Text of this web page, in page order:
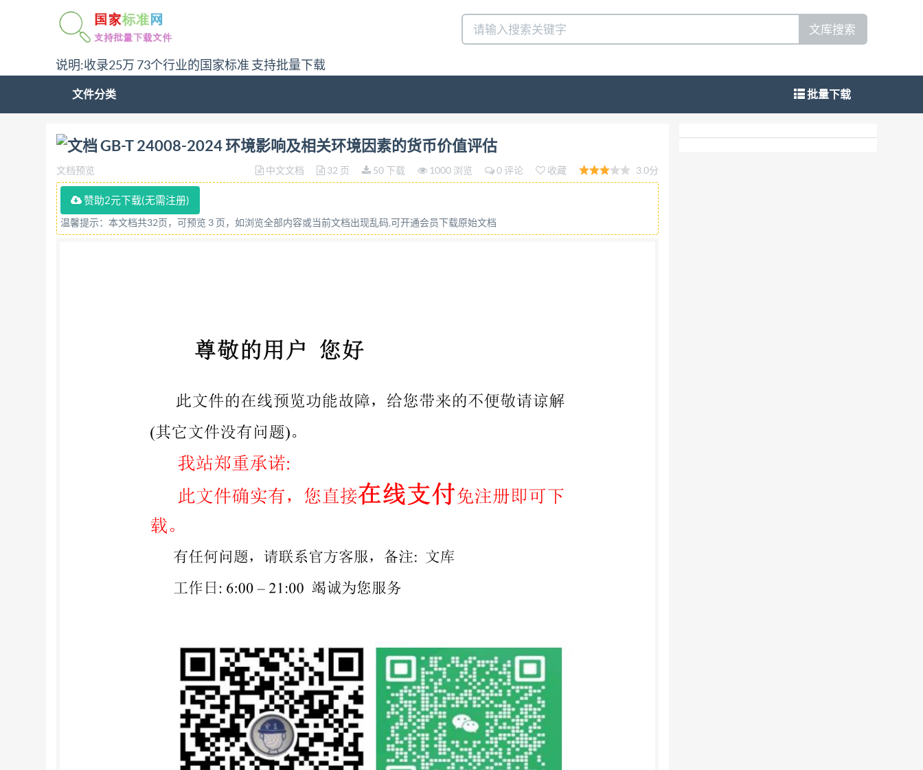
说明:收录25万 73个行业的国家标准 支持批量下载
文库搜索
文件分类 批量下载
问:哪里下载GB-T 24008-2024 环境影响及相关环境因素的货币价值评估答:请联系微信:siduwenku
GB-T 24008-2024 环境影响及相关环境因素的货币价值评估
文档预览 中文文档 32 页 50 下载 1000 浏览 0 评论 收藏 3.0分
赞助2元下载(无需注册)
温馨提示：本文档共32页，可预览 3 页，如浏览全部内容或当前文档出现乱码,可开通会员下载原始文档